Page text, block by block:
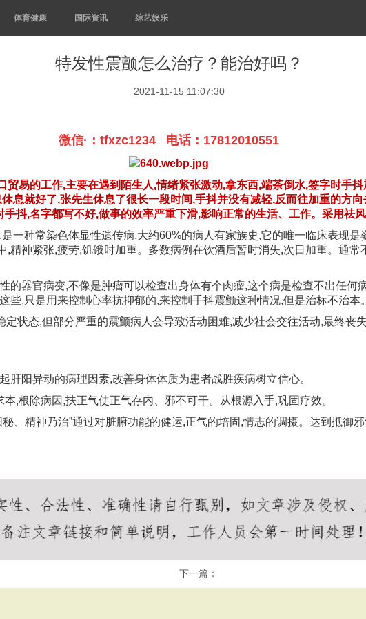
体育健康 国际资讯 综艺娱乐
特发性震颤怎么治疗？能治好吗？
2021-11-15 11:07:30
微信·：tfxzc1234 电话：17812010551
贸易的工作,主要在遇到陌生人,情绪紧张激动,拿东西,端茶倒水,签字时手
息就好了,张先生休息了很长一段时间,手抖并没有减轻,反而往加重的方
抖,名字都写不好,做事的效率严重下滑,影响正常的生活、工作。采用祛
一种常染色体显性遗传病,大约60%的病人有家族史,它的唯一临床表现是
精神紧张,疲劳,饥饿时加重。多数病例在饮酒后暂时消失,次日加重。通
的器官病变,不像是肿瘤可以检查出身体有个肉瘤,这个病是检查不出任何
些,只是用来控制心率抗抑郁的,来控制手抖震颤这种情况,但是治标不治本。
定状态,但部分严重的震颤病人会导致活动困难,减少社会交往活动,最终丧
肝阳异动的病理因素,改善身体体质为患者战胜疾病树立信心。
,根除病因,扶正气使正气存内、邪不可干。从根源入手,巩固疗效。
、精神乃治”通过对脏腑功能的健运,正气的培固,情志的调摄。达到抵御
下一篇：